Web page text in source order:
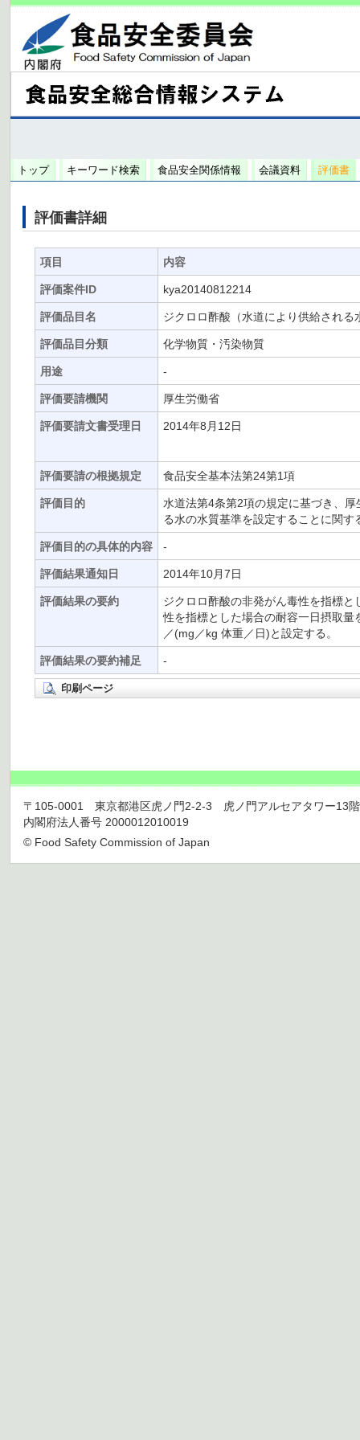
トップ キーワード検索 食品安全関係情報 会議資料 評価書
評価書詳細
項目 内容
評価案件ID kya20140812214
評価品目名 ジクロロ酢酸（水道により供給される
評価品目分類 化学物質・汚染物質
用途 -
評価要請機関 厚生労働省
評価要請文書受理日 2014年8月12日
評価要請の根拠規定 食品安全基本法第24第1項
評価目的
水道法第4条第2項の規定に基づき、
る水の水質基準を設定することに関す
評価目的の具体的内容 -
評価結果通知日 2014年10月7日
評価結果の要約
ジクロロ酢酸の非発がん毒性を指標
性を指標とした場合の耐容一日摂取
／(mg／kg 体重／日)と設定する。
評価結果の要約補足 -
印刷ページ
〒105-0001 東京都港区虎ノ門2-2-3 虎ノ門アルセアタワー13
内閣府法人番号 2000012010019
© Food Safety Commission of Japan